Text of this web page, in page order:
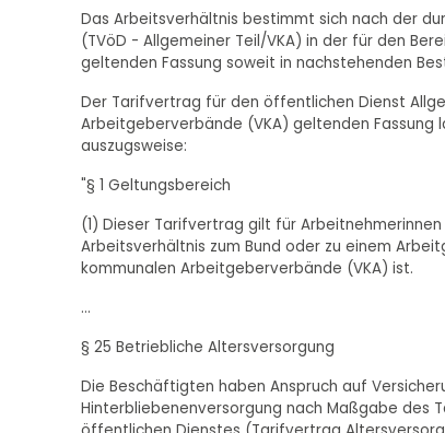
Das Arbeitsverhältnis bestimmt sich nach der
(TVöD - Allgemeiner Teil/VKA) in der für den
geltenden Fassung soweit in nachstehenden
Der Tarifvertrag für den öffentlichen Dienst
Arbeitgeberverbände (VKA) geltenden
auszugsweise:
"§ 1 Geltungsbereich
(1) Dieser Tarifvertrag gilt für
Arbeitsverhältnis zum Bund oder zu einem
kommunalen Arbeitgeberverbände (VKA) ist.
...
§ 25 Betriebliche Altersversorgung
Die Beschäftigten haben Anspruch auf
Hinterbliebenenversorgung nach Maßgabe des